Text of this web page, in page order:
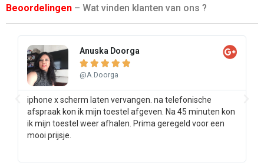
Beoordelingen – Wat vinden klanten van ons ?
Anuska Doorga
    
@A.Doorga
iphone x scherm laten vervangen. na telefonische
afspraak kon ik mijn toestel afgeven. Na 45 minuten kon
ik mijn toestel weer afhalen. Prima geregeld voor een
mooi prijsje.